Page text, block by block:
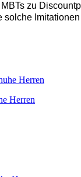
zu
solche
Herren